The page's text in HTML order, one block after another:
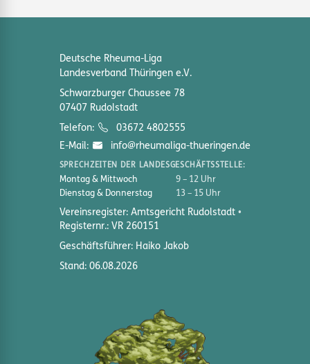
Deutsche Rheuma-Liga
Landesverband Thüringen e.V.
Schwarzburger Chaussee 78
07407 Rudolstadt
Telefon:
03672 4802555
E-Mail:
info@rheumaliga-thueringen.de
SPRECHZEITEN DER LANDESGESCHÄFTSSTELLE:
Montag & Mittwoch
9 – 12 Uhr
Dienstag & Donnerstag
13 – 15 Uhr
Vereinsregister: Amtsgericht Rudolstadt
Registernr.: VR 260151
Geschäftsführer: Haiko Jakob
Stand: 06.08.2026